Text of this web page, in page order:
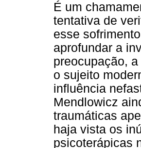
É um
tentativa de
esse
aprofundar a
preocupação,
o sujeito
influência
Mendlowicz
traumáticas
haja vista os
psicoterápicas